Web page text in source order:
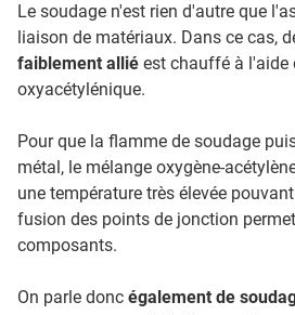
Le soudage n'est rien d'autre que
liaison de matériaux. Dans ce cas,
faiblement allié est chauffé à l'aide
oxyacétylénique.
Pour que la flamme de soudage
métal, le mélange oxygène-
une température très élevée
fusion des points de jonction
composants.
On parle donc également de